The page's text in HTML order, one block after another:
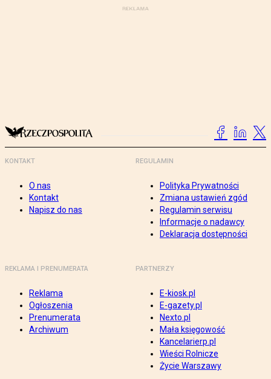
KONTAKT
O nas
Kontakt
Napisz do nas
REGULAMIN
Polityka Prywatności
Zmiana ustawień zgód
Regulamin serwisu
Informacje o nadawcy
Deklaracja dostępności
REKLAMA I PRENUMERATA
Reklama
Ogłoszenia
Prenumerata
Archiwum
PARTNERZY
E-kiosk.pl
E-gazety.pl
Nexto.pl
Mała księgowość
Kancelarierp.pl
Wieści Rolnicze
Życie Warszawy